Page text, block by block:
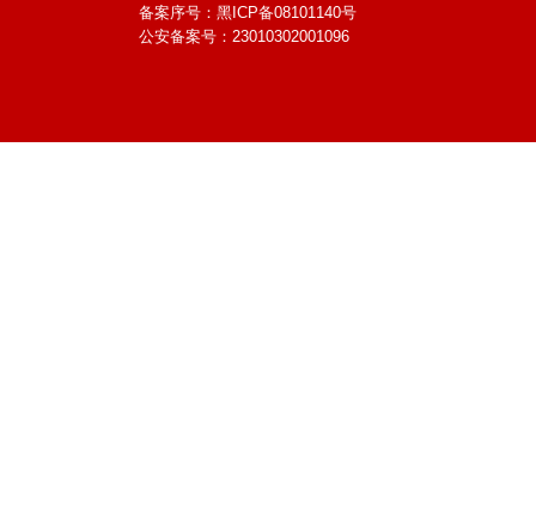
备案序号：黑ICP备08101140号
公安备案号：23010302001096